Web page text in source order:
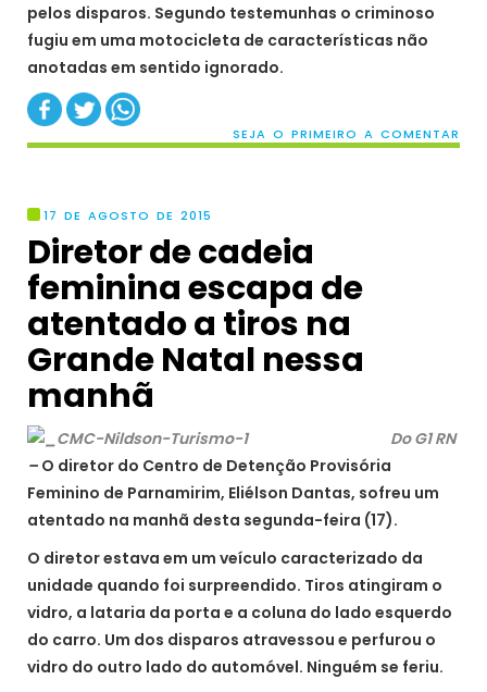
pelos disparos. Segundo testemunhas o criminoso
fugiu em uma motocicleta de características não
anotadas em sentido ignorado.
SEJA O PRIMEIRO A COMENTAR
17 DE AGOSTO DE 2015
Diretor de cadeia
feminina escapa de
atentado a tiros na
Grande Natal nessa
manhã
Do G1 RN
– O diretor do Centro de Detenção Provisória
Feminino de Parnamirim, Eliélson Dantas, sofreu um
atentado na manhã desta segunda-feira (17).
O diretor estava em um veículo caracterizado da
unidade quando foi surpreendido. Tiros atingiram o
vidro, a lataria da porta e a coluna do lado esquerdo
do carro. Um dos disparos atravessou e perfurou o
vidro do outro lado do automóvel. Ninguém se feriu.